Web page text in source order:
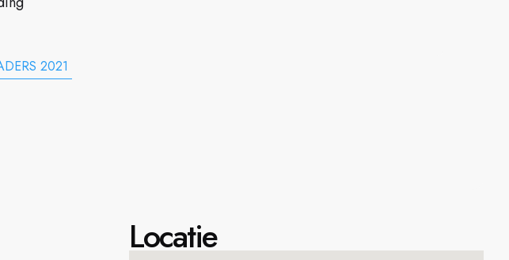
2021
Locatie